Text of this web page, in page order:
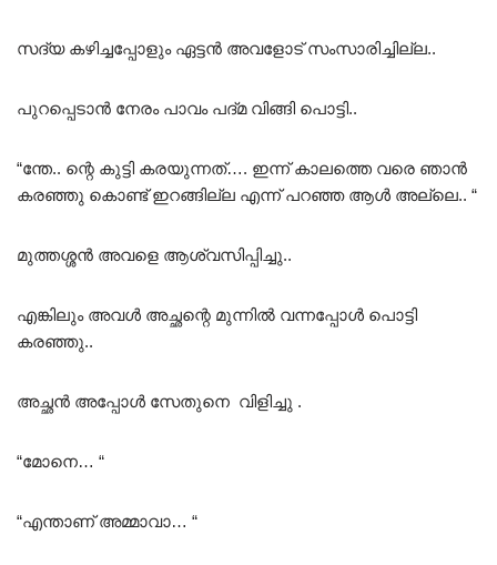
സദ്യ കഴിച്ചപ്പോളും ഏട്ടൻ അവളോട് സംസാരിച്ചില്ല..
പുറപ്പെടാൻ നേരം പാവം പദ്മ വിങ്ങി പൊട്ടി..
“ന്തേ.. ന്റെ കുട്ടി കരയുന്നത്…. ഇന്ന് കാലത്തെ വരെ ഞാൻ
കരഞ്ഞു കൊണ്ട് ഇറങ്ങില്ല എന്ന് പറഞ്ഞ ആൾ അല്ലെ.. “
മുത്തശ്ശൻ അവളെ ആശ്വസിപ്പിച്ചു..
എങ്കിലും അവൾ അച്ഛന്റെ മുന്നിൽ വന്നപ്പോൾ പൊട്ടി
കരഞ്ഞു..
അച്ഛൻ അപ്പോൾ സേതുനെ വിളിച്ചു .
“മോനെ… “
“എന്താണ് അമ്മാവാ… “